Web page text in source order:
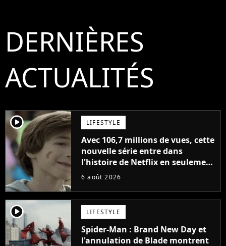
DERNIÈRES
ACTUALITÉS
player2 LIFESTYLE
Avec 106,7 millions de vues, cette
nouvelle série entre dans
l'histoire de Netflix en seulement
48 jours
6 août 2026
player2 LIFESTYLE
Spider-Man : Brand New Day et
l'annulation de Blade montrent